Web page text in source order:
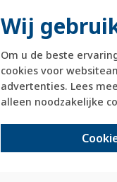
Wij
Om u de beste
cookies voor
advertenties. Lees
alleen noodzakelijke
retourrecht